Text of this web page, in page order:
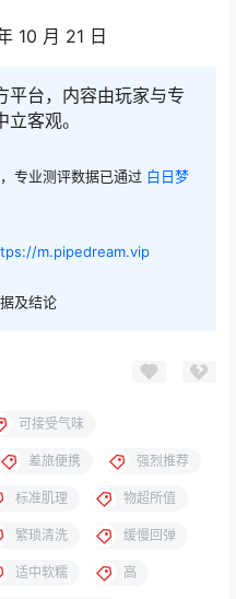
10 月 21 日
台，内容由玩家与专
客观。
专业测评数据已通过 白日梦
m.pipedream.vip
及结论
可接受气味
差旅便携 强烈推荐
标准肌理 物超所值
繁琐清洗 缓慢回弹
适中软糯 高